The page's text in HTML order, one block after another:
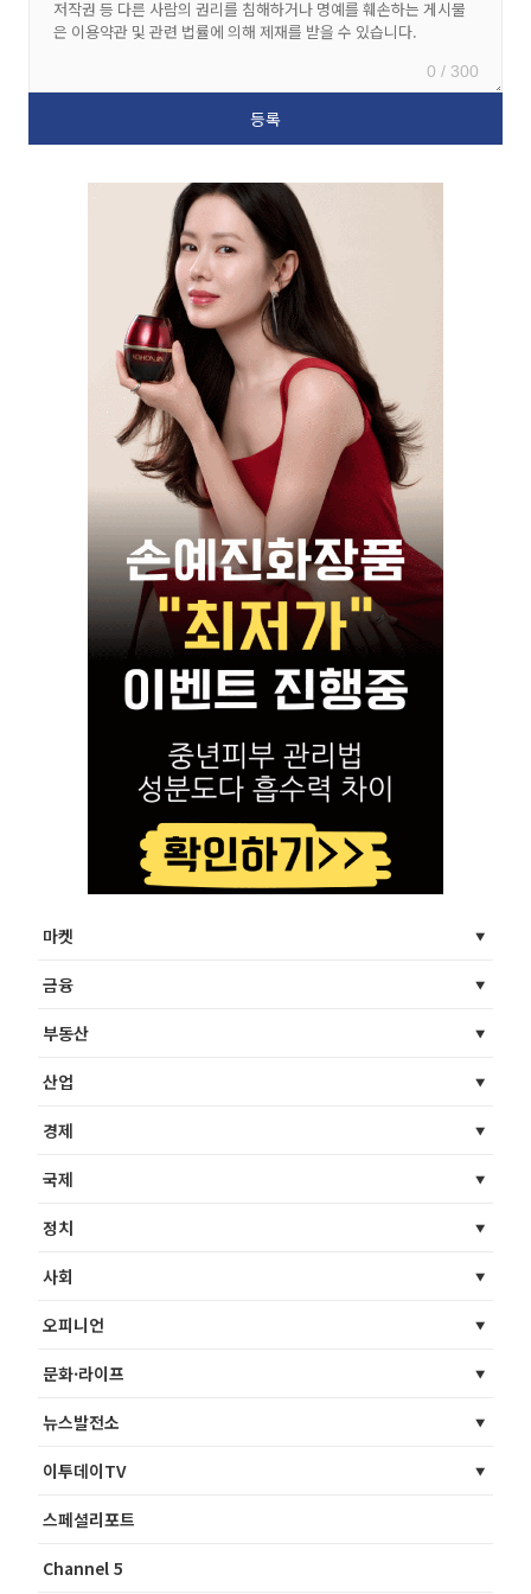
0 / 300
마켓
금융
부동산
산업
경제
국제
정치
사회
오피니언
문화·라이프
뉴스발전소
이투데이TV
스페셜리포트
Channel 5